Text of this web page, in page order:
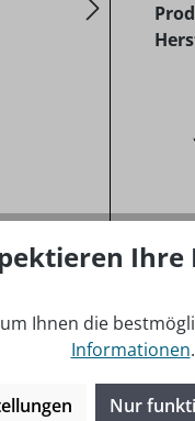
Ihre
Ihnen die
Informationen.
Nur